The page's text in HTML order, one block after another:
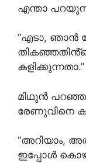
എന്താ
“എടാ, ഞാൻ
കളിക്കുന്നതാ.”
മിഥുൻ പറഞ്ഞത്
രേണുവിനെ
“അറിയാം,
ഇപ്പോൾ